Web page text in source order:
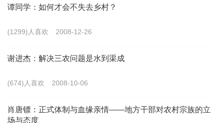
母进行了深度访谈，旨在探讨新生代农民工的婚恋模式
的高度重视。 就类型与模式而言，学者们或从总体层面
对打工青年的婚恋观念、择偶选择和婚姻形式作出高度
谭同学：如何才会不失去乡村？
(1299)人喜欢 2008-12-26
谢进杰：解决三农问题是水到渠成
(674)人喜欢 2008-10-06
肖唐镖：正式体制与血缘亲情——地方干部对农村宗族的立
场与态度